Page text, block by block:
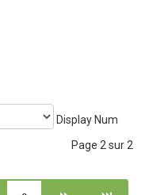
Display Num
Page 2 sur 2